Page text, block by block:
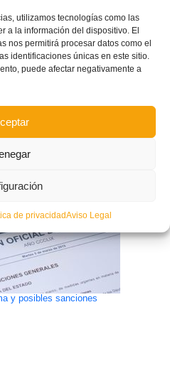
utilizamos tecnologías como las
a la información del dispositivo. El
nos permitirá procesar datos como el
identificaciones únicas en este sitio.
puede afectar negativamente a
de privacidadAviso Legal
y posibles sanciones